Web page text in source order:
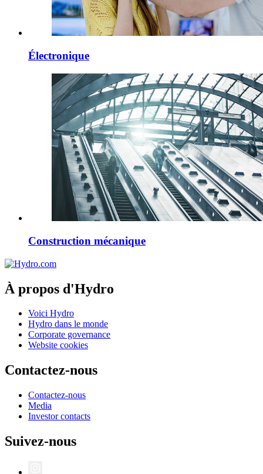
Électronique
Construction mécanique
À propos d'Hydro
Voici Hydro
Hydro dans le monde
Corporate governance
Website cookies
Contactez-nous
Contactez-nous
Media
Investor contacts
Suivez-nous